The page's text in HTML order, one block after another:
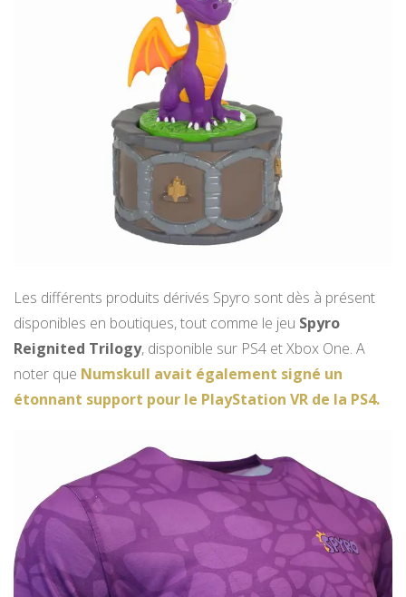
Les différents produits dérivés Spyro sont dès à présent
disponibles en boutiques, tout comme le jeu Spyro
Reignited Trilogy, disponible sur PS4 et Xbox One. A
noter que Numskull avait également signé un
étonnant support pour le PlayStation VR de la PS4.